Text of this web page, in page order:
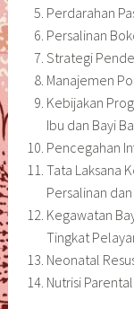
Perdarahan
Persalinan
Strategi
Manajemen
Kebijakan
Ibu dan Bayi
Pencegahan
Tata Laksana
Persalinan dan
Kegawatan
Tingkat
Neonatal
Nutrisi